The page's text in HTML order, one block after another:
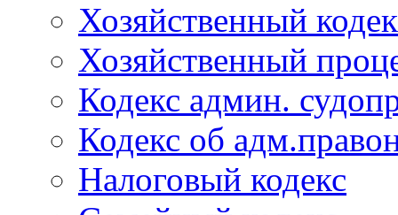
Хозяйственный
Хозяйственный
Кодекс админ.
Кодекс об
Налоговый кодекс